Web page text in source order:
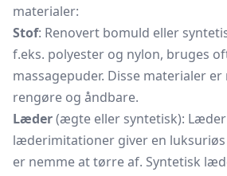
materialer:
Stof: Renovert bomuld eller
f.eks. polyester og nylon, bruges
massagepuder. Disse materialer
rengøre og åndbare.
Læder(ægte eller syntetisk):
læderimitationer giver en
er nemme at tørre af. Syntetisk